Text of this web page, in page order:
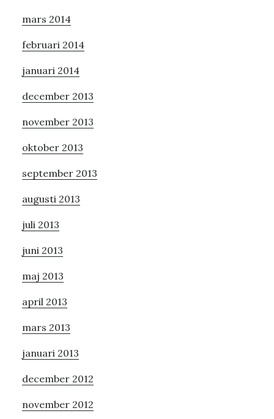
mars 2014
februari 2014
januari 2014
december 2013
november 2013
oktober 2013
september 2013
augusti 2013
juli 2013
juni 2013
maj 2013
april 2013
mars 2013
januari 2013
december 2012
november 2012